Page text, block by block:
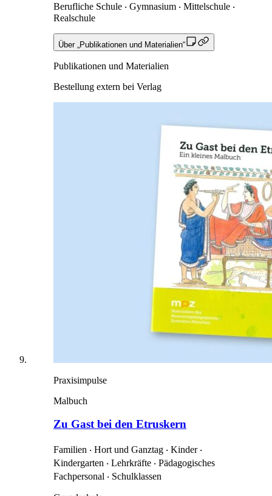
Berufliche Schule ‧ Gymnasium ‧ Mittelschule ‧
Realschule
Über „Publikationen und Materialien“
Publikationen und Materialien
Bestellung extern bei Verlag
Praxisimpulse
Malbuch
Zu Gast bei den Etruskern
Familien ‧ Hort und Ganztag ‧ Kinder ‧
Kindergarten ‧ Lehrkräfte ‧ Pädagogisches
Fachpersonal ‧ Schulklassen